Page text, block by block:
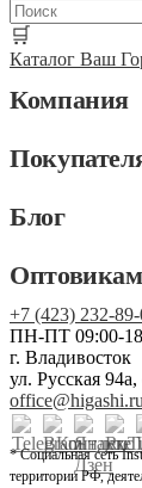
🛒
Каталог Ваш
Компания
Блог
Оптовикам
+7 (423) 232-
ПН-ПТ 09:00-
г. Владивосток
ул. Русская
office@higashi.ru
* Социальная сеть
территории РФ,